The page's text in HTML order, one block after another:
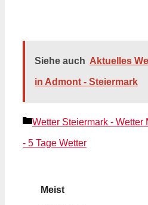
Siehe auch Aktuelles
in Admont - Steiermark
Kategorien
Wetter Steiermark - Wetter
- 5 Tage Wetter
Meist